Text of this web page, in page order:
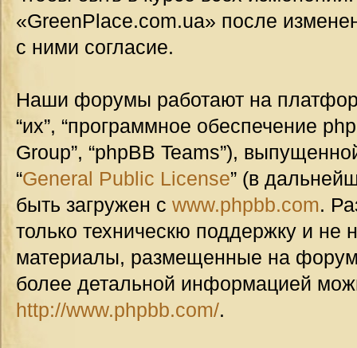
«GreenPlace.com.ua» после
с ними согласие.
Наши форумы работают на
“их”, “программное обеспечение
Group”, “phpBB Teams”),
“General Public License” (в
быть загружен с www.phpbb.com.
только техническю поддержку и не
материалы, размещенные на
более детальной информацией
http://www.phpbb.com/.